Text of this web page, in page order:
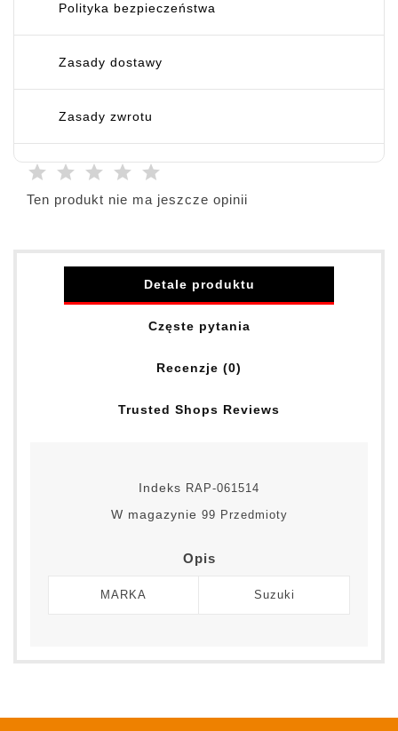
Polityka bezpieczeństwa
Zasady dostawy
Zasady zwrotu
Ten produkt nie ma jeszcze opinii
Detale produktu
Częste pytania
Recenzje (0)
Trusted Shops Reviews
Indeks RAP-061514
W magazynie 99 Przedmioty
Opis
MARKA Suzuki